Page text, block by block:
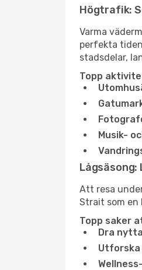
Högtrafik:
Varma
perfekta
stadsdelar,
Topp
Musik-
Att resa
Strait som en
Topp saker
Dra
Utforska